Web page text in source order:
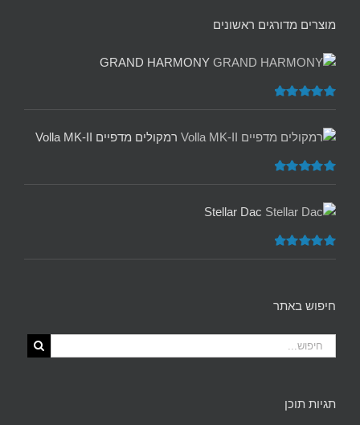
מוצרים מדורגים ראשונים
GRAND HARMONY
דורג5.00
רמקולים מדפיים Volla MK-II
דורג5.00
Stellar Dac
דורג5.00
חיפוש באתר
תגיות תוכן